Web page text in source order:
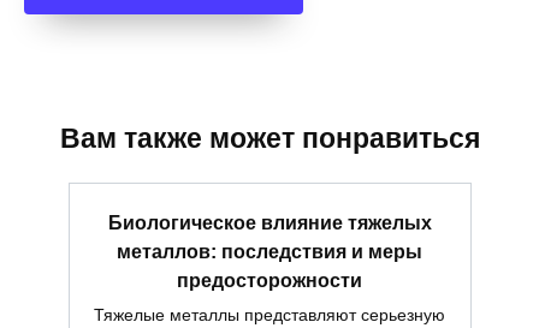
Вам также может понравиться
Биологическое влияние тяжелых
металлов: последствия и меры
предосторожности
Тяжелые металлы представляют серьезную